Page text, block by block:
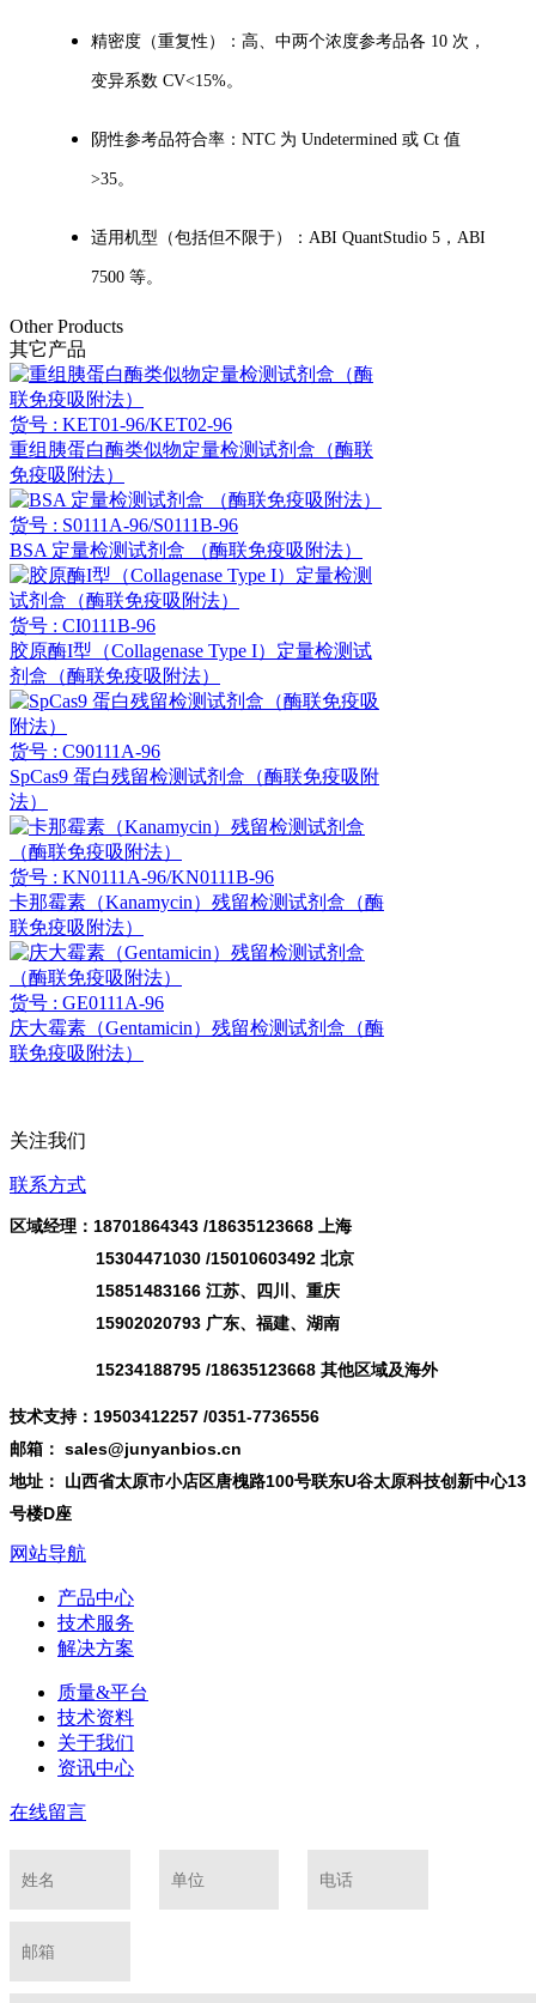
精密度（重复性）：高、中两个浓度参考品各 10 次，
变异系数 CV<15%。
阴性参考品符合率：NTC 为 Undetermined 或 Ct 值
>35。
适用机型（包括但不限于）：ABI QuantStudio 5，ABI
7500 等。
Other Products
其它产品
货号 : KET01-96/KET02-96
重组胰蛋白酶类似物定量检测试剂盒（酶联
免疫吸附法）
货号 : S0111A-96/S0111B-96
BSA 定量检测试剂盒 （酶联免疫吸附法）
货号 : CI0111B-96
胶原酶I型（Collagenase Type I）定量检测试
剂盒（酶联免疫吸附法）
货号 : C90111A-96
SpCas9 蛋白残留检测试剂盒（酶联免疫吸附
法）
货号 : KN0111A-96/KN0111B-96
卡那霉素（Kanamycin）残留检测试剂盒（酶
联免疫吸附法）
货号 : GE0111A-96
庆大霉素（Gentamicin）残留检测试剂盒（酶
联免疫吸附法）
关注我们
联系方式
区域经理：18701864343 /18635123668 上海
15304471030 /15010603492 北京
15851483166 江苏、四川、重庆
15902020793 广东、福建、湖南
15234188795 /18635123668 其他区域及海外
技术支持：19503412257 /0351-7736556
邮箱： sales@junyanbios.cn
地址： 山西省太原市小店区唐槐路100号联东U谷太原科技创新中心13
号楼D座
网站导航
产品中心
技术服务
解决方案
质量&平台
技术资料
关于我们
资讯中心
在线留言